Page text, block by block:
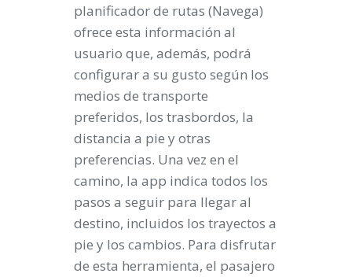
planificador de rutas (Navega)
ofrece esta información al
usuario que, además, podrá
configurar a su gusto según los
medios de transporte
preferidos, los trasbordos, la
distancia a pie y otras
preferencias. Una vez en el
camino, la app indica todos los
pasos a seguir para llegar al
destino, incluidos los trayectos a
pie y los cambios. Para disfrutar
de esta herramienta, el pasajero